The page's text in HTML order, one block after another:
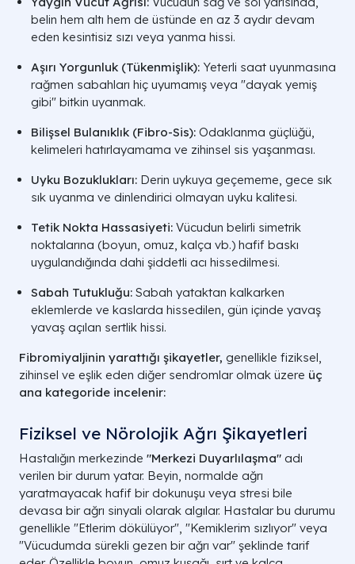
belin hem altı hem de üstünde en az 3 aydır devam
eden kesintisiz sızı veya yanma hissi.
Aşırı Yorgunluk (Tükenmişlik): Yeterli saat uyunmasına
rağmen sabahları hiç uyumamış veya "dayak yemiş
gibi" bitkin uyanmak.
Bilişsel Bulanıklık (Fibro-Sis): Odaklanma güçlüğü,
kelimeleri hatırlayamama ve zihinsel sis yaşanması.
Uyku Bozuklukları: Derin uykuya geçememe, gece sık
sık uyanma ve dinlendirici olmayan uyku kalitesi.
Tetik Nokta Hassasiyeti: Vücudun belirli simetrik
noktalarına (boyun, omuz, kalça vb.) hafif baskı
uygulandığında dahi şiddetli acı hissedilmesi.
Sabah Tutukluğu: Sabah yataktan kalkarken
eklemlerde ve kaslarda hissedilen, gün içinde yavaş
yavaş açılan sertlik hissi.
Fibromiyaljinin yarattığı şikayetler, genellikle fiziksel,
zihinsel ve eşlik eden diğer sendromlar olmak üzere üç
ana kategoride incelenir:
Fiziksel ve Nörolojik Ağrı Şikayetleri
Hastalığın merkezinde "Merkezi Duyarlılaşma" adı
verilen bir durum yatar. Beyin, normalde ağrı
yaratmayacak hafif bir dokunuşu veya stresi bile
devasa bir ağrı sinyali olarak algılar. Hastalar bu durumu
genellikle "Etlerim dökülüyor", "Kemiklerim sızlıyor" veya
"Vücudumda sürekli gezen bir ağrı var" şeklinde tarif